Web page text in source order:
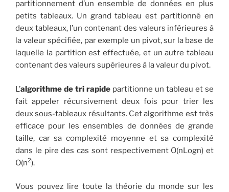
partitionnement d’un ensemble de données en plus
petits tableaux. Un grand tableau est partitionné en
deux tableaux, l’un contenant des valeurs inférieures à
la valeur spécifiée, par exemple un pivot, sur la base de
laquelle la partition est effectuée, et un autre tableau
contenant des valeurs supérieures à la valeur du pivot.
L’algorithme de tri rapide partitionne un tableau et se
fait appeler récursivement deux fois pour trier les
deux sous-tableaux résultants. Cet algorithme est très
efficace pour les ensembles de données de grande
taille, car sa complexité moyenne et sa complexité
dans le pire des cas sont respectivement O(nLogn) et
O(n2).
Vous pouvez lire toute la théorie du monde sur les